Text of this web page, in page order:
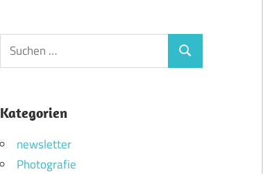
Suchen
nach:
Suchen
Kategorien
newsletter
Photografie